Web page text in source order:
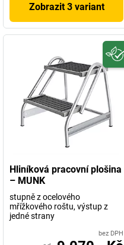
Zobrazit 3 variant
Hliníková pracovní plošina
– MUNK
stupně z ocelového
mřížkového roštu, výstup z
jedné strany
bez DPH